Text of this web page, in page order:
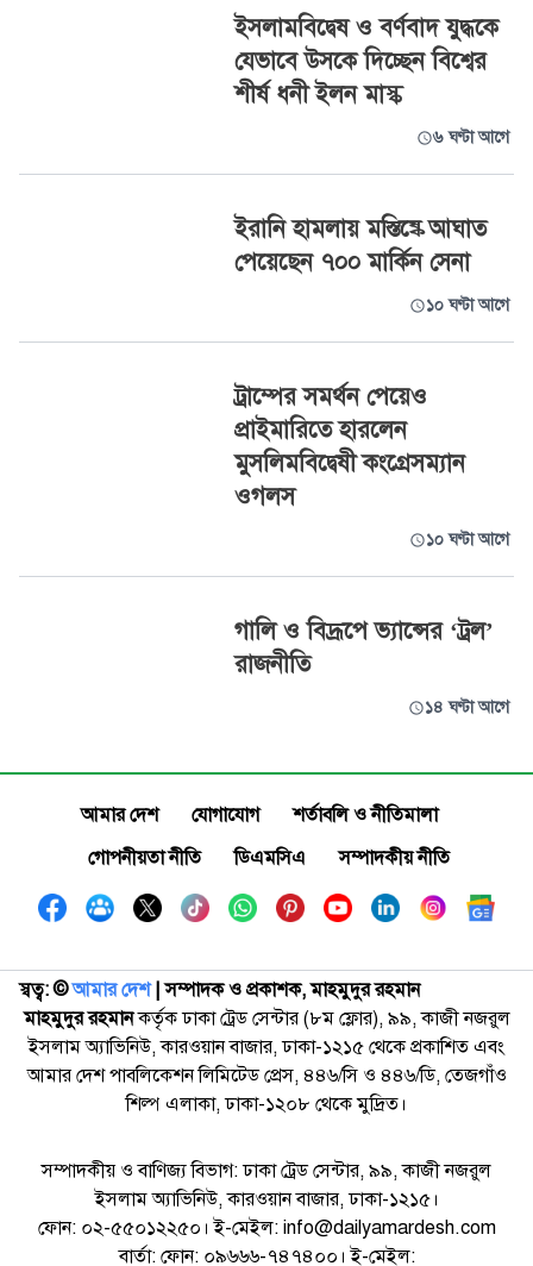
ইসলামবিদ্বেষ ও বর্ণবাদ যুদ্ধকে
যেভাবে উসকে দিচ্ছেন বিশ্বের
শীর্ষ ধনী ইলন মাস্ক
৬ ঘণ্টা আগে
ইরানি হামলায় মস্তিষ্কে আঘাত
পেয়েছেন ৭০০ মার্কিন সেনা
১০ ঘণ্টা আগে
ট্রাম্পের সমর্থন পেয়েও
প্রাইমারিতে হারলেন
মুসলিমবিদ্বেষী কংগ্রেসম্যান
ওগলস
১০ ঘণ্টা আগে
গালি ও বিদ্রূপে ভ্যান্সের ‘ট্রল’
রাজনীতি
১৪ ঘণ্টা আগে
আমার দেশ যোগাযোগ
শর্তাবলি ও নীতিমালা
গোপনীয়তা নীতি
ডিএমসিএ সম্পাদকীয় নীতি
স্বত্ব: ©️আমার দেশ| সম্পাদক ও প্রকাশক, মাহমুদুর রহমান
মাহমুদুর রহমানকর্তৃক ঢাকা ট্রেড সেন্টার (৮ম ফ্লোর), ৯৯, কাজী নজরুল
ইসলাম অ্যাভিনিউ, কারওয়ান বাজার, ঢাকা-১২১৫ থেকে প্রকাশিত এবং
আমার দেশ পাবলিকেশন লিমিটেড প্রেস, ৪৪৬/সি ও ৪৪৬/ডি, তেজগাঁও
শিল্প এলাকা, ঢাকা-১২০৮ থেকে মুদ্রিত।
সম্পাদকীয় ও বাণিজ্য বিভাগ: ঢাকা ট্রেড সেন্টার, ৯৯, কাজী নজরুল
ইসলাম অ্যাভিনিউ, কারওয়ান বাজার, ঢাকা-১২১৫।
ফোন: ০২-৫৫০১২২৫০। ই-মেইল: info@dailyamardesh.com
বার্তা: ফোন: ০৯৬৬৬-৭৪৭৪০০। ই-মেইল: